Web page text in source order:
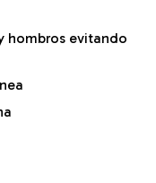
hombros evitando